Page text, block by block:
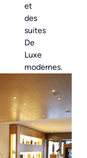
et
des
suites
De
Luxe
modernes.